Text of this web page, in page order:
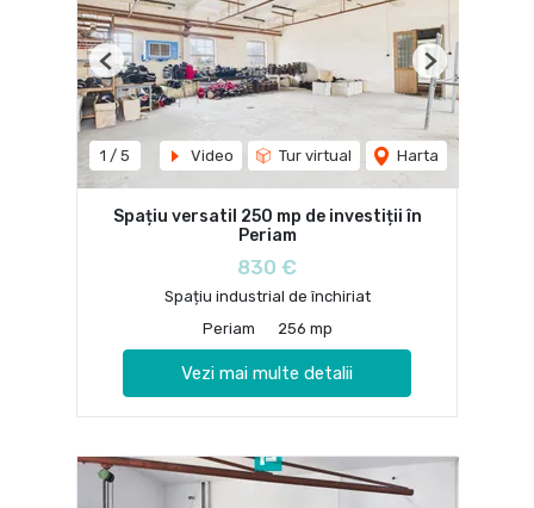
1 / 5 Video Tur virtual Harta
Previous Next
Spațiu versatil 250 mp de investiții în
Periam
830 €
Spațiu industrial de închiriat
Periam
256 mp
Vezi mai multe detalii